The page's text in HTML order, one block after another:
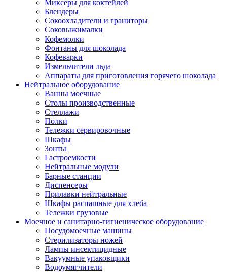
Миксеры для коктейлей
Блендеры
Сокоохладители и граниторы
Соковыжималки
Кофемолки
Фонтаны для шоколада
Кофеварки
Измельчители льда
Аппараты для приготовления горячего шоколада
Нейтральное оборудование
Ванны моечные
Столы производственные
Стеллажи
Полки
Тележки сервировочные
Шкафы
Зонты
Гастроемкости
Нейтральные модули
Барные станции
Диспенсеры
Прилавки нейтральные
Шкафы распашные для хлеба
Тележки грузовые
Моечное и санитарно-гигиеническое оборудование
Посудомоечные машины
Стерилизаторы ножей
Лампы инсектицидные
Вакуумные упаковщики
Водоумягчители